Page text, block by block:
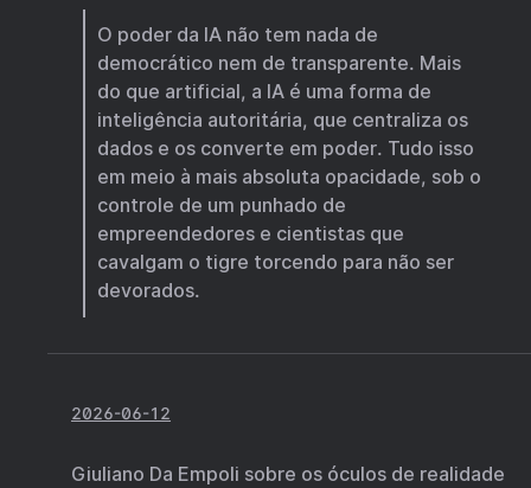
O poder da IA não tem nada de
democrático nem de transparente. Mais
do que artificial, a IA é uma forma de
inteligência autoritária, que centraliza os
dados e os converte em poder. Tudo isso
em meio à mais absoluta opacidade, sob o
controle de um punhado de
empreendedores e cientistas que
cavalgam o tigre torcendo para não ser
devorados.
2026-06-12
Giuliano Da Empoli sobre os óculos de realidade